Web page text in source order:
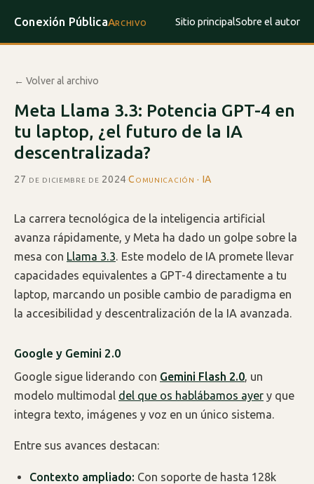
Conexión PúblicaArchivo Sitio principalSobre el autor
← Volver al archivo
Meta Llama 3.3: Potencia GPT-4 en
tu laptop, ¿el futuro de la IA
descentralizada?
27 de diciembre de 2024·Comunicación · IA
La carrera tecnológica de la inteligencia artificial
avanza rápidamente, y Meta ha dado un golpe sobre la
mesa con Llama 3.3. Este modelo de IA promete llevar
capacidades equivalentes a GPT-4 directamente a tu
laptop, marcando un posible cambio de paradigma en
la accesibilidad y descentralización de la IA avanzada.
Google y Gemini 2.0
Google sigue liderando con Gemini Flash 2.0, un
modelo multimodal del que os hablábamos ayer y que
integra texto, imágenes y voz en un único sistema.
Entre sus avances destacan:
Contexto ampliado: Con soporte de hasta 128k